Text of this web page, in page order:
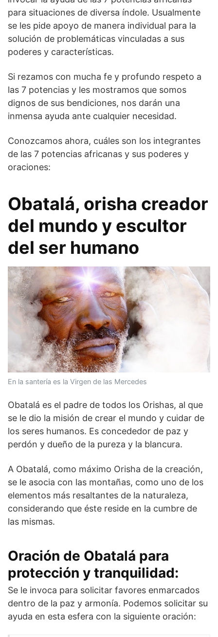
para situaciones de diversa índole. Usualmente
se les pide apoyo de manera individual para la
solución de problemáticas vinculadas a sus
poderes y características.
Si rezamos con mucha fe y profundo respeto a
las 7 potencias y les mostramos que somos
dignos de sus bendiciones, nos darán una
inmensa ayuda ante cualquier necesidad.
Conozcamos ahora, cuáles son los integrantes
de las 7 potencias africanas y sus poderes y
oraciones:
Obatalá, orisha creador
del mundo y escultor
del ser humano
En la santería es la Virgen de las Mercedes
Obatalá es el padre de todos los Orishas, al que
se le dio la misión de crear el mundo y cuidar de
los seres humanos. Es concededor de paz y
perdón y dueño de la pureza y la blancura.
A Obatalá, como máximo Orisha de la creación,
se le asocia con las montañas, como uno de los
elementos más resaltantes de la naturaleza,
considerando que éste reside en la cumbre de
las mismas.
Oración de Obatalá para
protección y tranquilidad:
Se le invoca para solicitar favores enmarcados
dentro de la paz y armonía. Podemos solicitar su
ayuda en esta esfera con la siguiente oración: